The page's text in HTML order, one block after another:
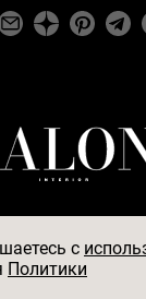
127018,
c
Политики